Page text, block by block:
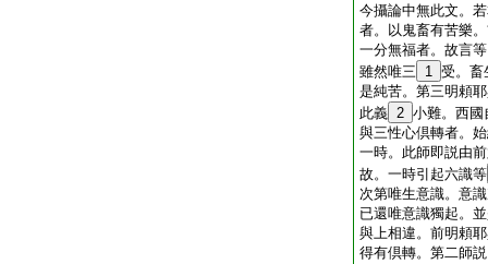
今攝論中無此文。
者。以鬼畜有苦樂
一分無福者。故言
雖然唯三
1 受。畜
是純苦。第三明頼
此義 2 小難。西國
與三性心倶轉者。
一時。此師即説由
故。一時引起六識等
次第唯生意識。意
已還唯意識獨起。
與上相違。前明頼
得有倶轉。第二師